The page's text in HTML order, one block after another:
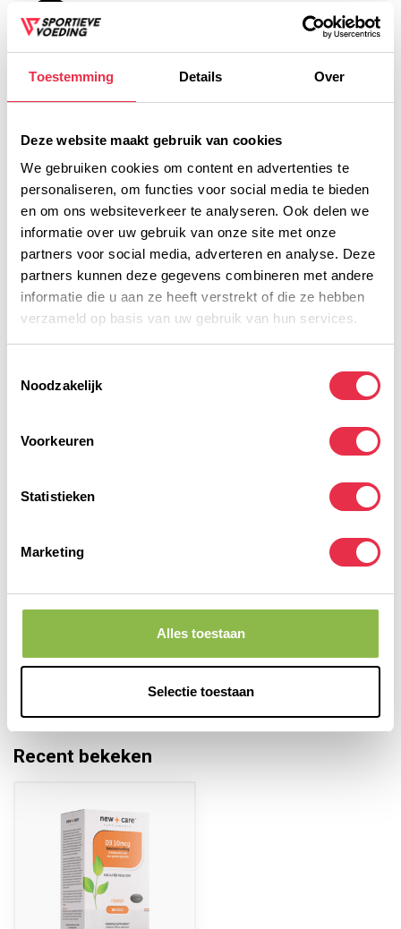
Toestemming Details Over
Deze website maakt gebruik van cookies
We gebruiken cookies om content en advertenties te
personaliseren, om functies voor social media te bieden
en om ons websiteverkeer te analyseren. Ook delen we
informatie over uw gebruik van onze site met onze
partners voor social media, adverteren en analyse. Deze
partners kunnen deze gegevens combineren met andere
informatie die u aan ze heeft verstrekt of die ze hebben
verzameld op basis van uw gebruik van hun services.
Noodzakelijk
Voorkeuren
Statistieken
Marketing
Alles toestaan
Selectie toestaan
Plaats je bestelling binnen
, dan wordt je
bestelling vandaag nog verzonden
Gratis cadeau vanaf € 75,-
Productomschrijving
Voedingswaarde
Gerelateerde producten
NewCare D3 75mcg
waterbasis 7,50
Op voorraad
Heb je vragen over dit product?
gerust contact op met onze klantenservice via
Recent bekeken